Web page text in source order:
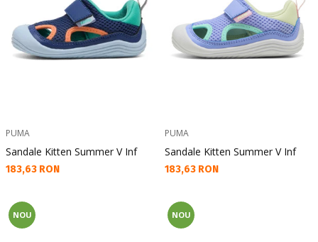
PUMA
Sandale Kitten Summer V Inf
Текуща цена:
183,63 RON
PUMA
Sandale Kitten Summer V Inf
Текуща цена:
183,63 RON
NOU NOU